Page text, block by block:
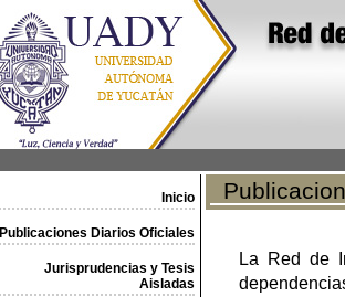
Inicio
Publicaciones Diarios Oficiales
Jurisprudencias y Tesis
Aisladas
La Red de